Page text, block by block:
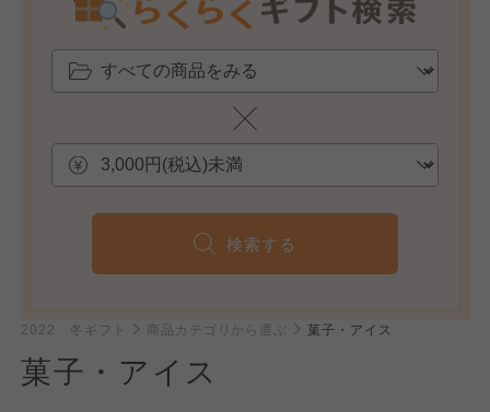
検索する
2022 冬ギフト 商品カテゴリから選ぶ 菓子・アイス
菓子・アイス